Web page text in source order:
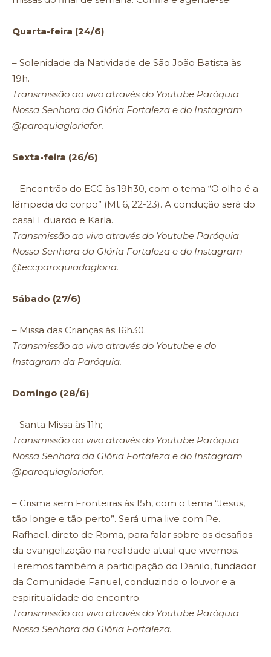
Quarta-feira (24/6)
– Solenidade da Natividade de São João Batista às
19h.
Transmissão ao vivo através do Youtube Paróquia
Nossa Senhora da Glória Fortaleza e do Instagram
@paroquiagloriafor.
Sexta-feira (26/6)
– Encontrão do ECC às 19h30, com o tema “O olho é a
lâmpada do corpo” (Mt 6, 22-23). A condução será do
casal Eduardo e Karla.
Transmissão ao vivo através do Youtube Paróquia
Nossa Senhora da Glória Fortaleza e do Instagram
@eccparoquiadagloria.
Sábado (27/6)
– Missa das Crianças às 16h30.
Transmissão ao vivo através do Youtube e do
Instagram da Paróquia.
Domingo (28/6)
– Santa Missa às 11h;
Transmissão ao vivo através do Youtube Paróquia
Nossa Senhora da Glória Fortaleza e do Instagram
@paroquiagloriafor.
– Crisma sem Fronteiras às 15h, com o tema “Jesus,
tão longe e tão perto”. Será uma live com Pe.
Rafhael, direto de Roma, para falar sobre os desafios
da evangelização na realidade atual que vivemos.
Teremos também a participação do Danilo, fundador
da Comunidade Fanuel, conduzindo o louvor e a
espiritualidade do encontro.
Transmissão ao vivo através do Youtube Paróquia
Nossa Senhora da Glória Fortaleza.